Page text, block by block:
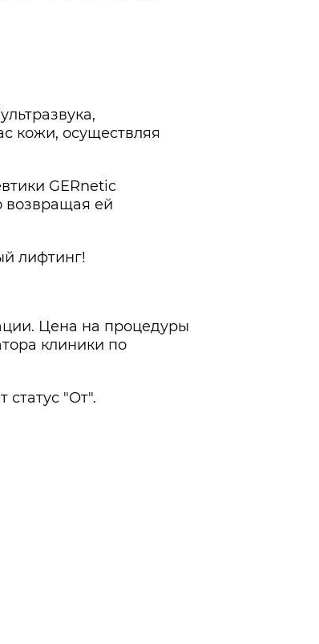
кожи, осуществляя
GERnetic
возвращая ей
лифтинг!
Цена на процедуры
клиники по
"От".